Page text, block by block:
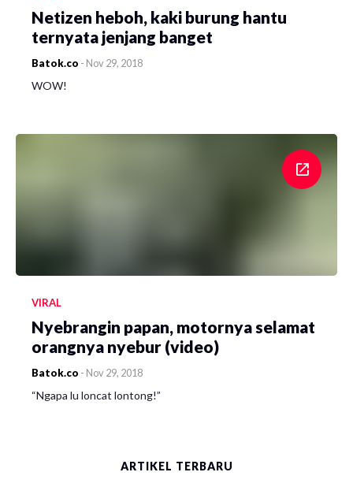
Netizen heboh, kaki burung hantu
ternyata jenjang banget
Batok.co - Nov 29, 2018
WOW!
VIRAL
Nyebrangin papan, motornya selamat
orangnya nyebur (video)
Batok.co - Nov 29, 2018
“Ngapa lu loncat lontong!”
ARTIKEL TERBARU